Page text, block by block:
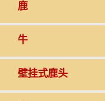
鹿
牛
壁挂式鹿头